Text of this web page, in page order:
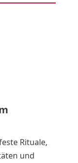
Rituale,
und